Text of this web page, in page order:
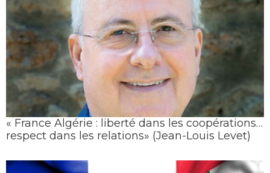
« France Algérie : liberté dans les coopérations…
respect dans les relations» (Jean-Louis Levet)